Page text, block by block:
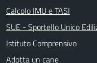
Calcolo IMU e TASI
SUE - Sportello Unico
Istituto Comprensivo
Adotta un cane